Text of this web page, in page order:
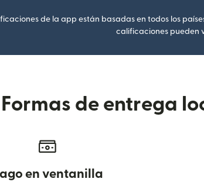
de la app están basadas en todos los
calificaciones pueden
Formas de entrega
en ventanilla